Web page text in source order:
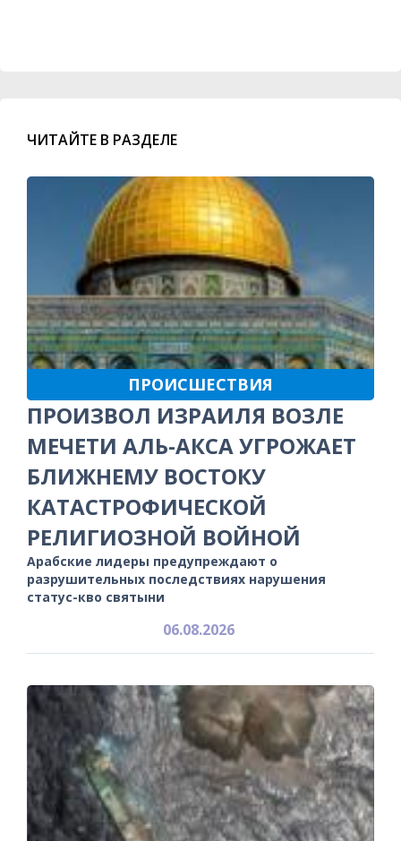
ЧИТАЙТЕ В РАЗДЕЛЕ
ПРОИСШЕСТВИЯ
ПРОИЗВОЛ ИЗРАИЛЯ ВОЗЛЕ
МЕЧЕТИ АЛЬ-АКСА УГРОЖАЕТ
БЛИЖНЕМУ ВОСТОКУ
КАТАСТРОФИЧЕСКОЙ
РЕЛИГИОЗНОЙ ВОЙНОЙ
Арабские лидеры предупреждают о
разрушительных последствиях нарушения
статус-кво святыни
06.08.2026